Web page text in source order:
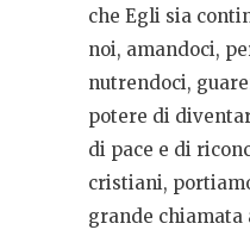
che Egli sia
noi, amandoci,
nutrendoci,
potere di
di pace e di
cristiani,
grande